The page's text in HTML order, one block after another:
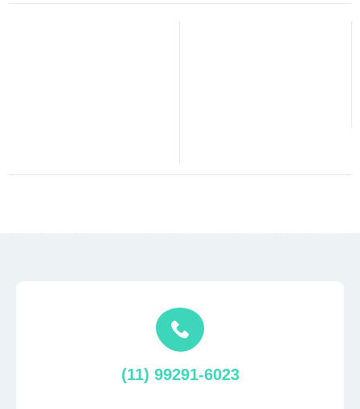
(11) 99291-6023